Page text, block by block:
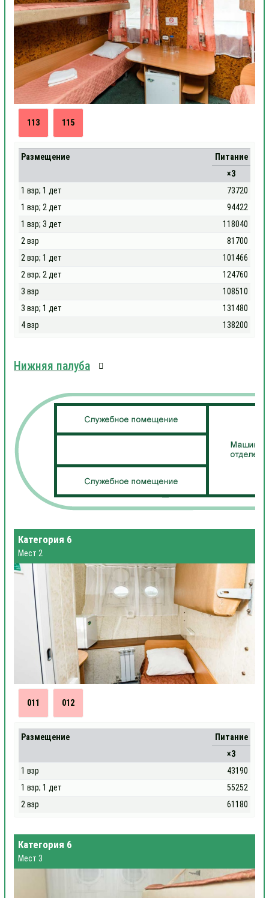
113 115
Размещение
Питание
×3
1 взр; 1 дет
73720
1 взр; 2 дет
94422
1 взр; 3 дет
118040
2 взр
81700
2 взр; 1 дет
101466
2 взр; 2 дет
124760
3 взр
108510
3 взр; 1 дет
131480
4 взр
138200
Нижняя палуба
Категория 6
Мест 2
011 012
Размещение
Питание
×3
1 взр
43190
1 взр; 1 дет
55252
2 взр
61180
Категория 6
Мест 3